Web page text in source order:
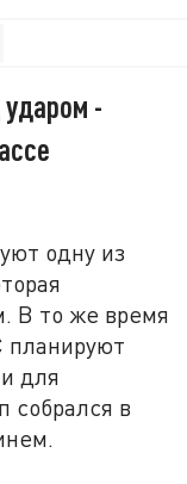
-
одну из
В то же время
планируют
для
собрался в